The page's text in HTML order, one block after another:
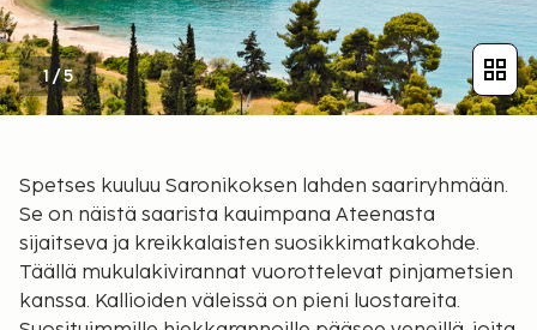
1/5
Spetses kuuluu Saronikoksen lahden saariryhmään.
Se on näistä saarista kauimpana Ateenasta
sijaitseva ja kreikkalaisten suosikkimatkakohde.
Täällä mukulakivirannat vuorottelevat pinjametsien
kanssa. Kallioiden väleissä on pieni luostareita.